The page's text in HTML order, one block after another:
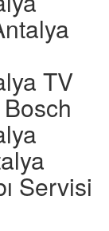
TV
Servisi